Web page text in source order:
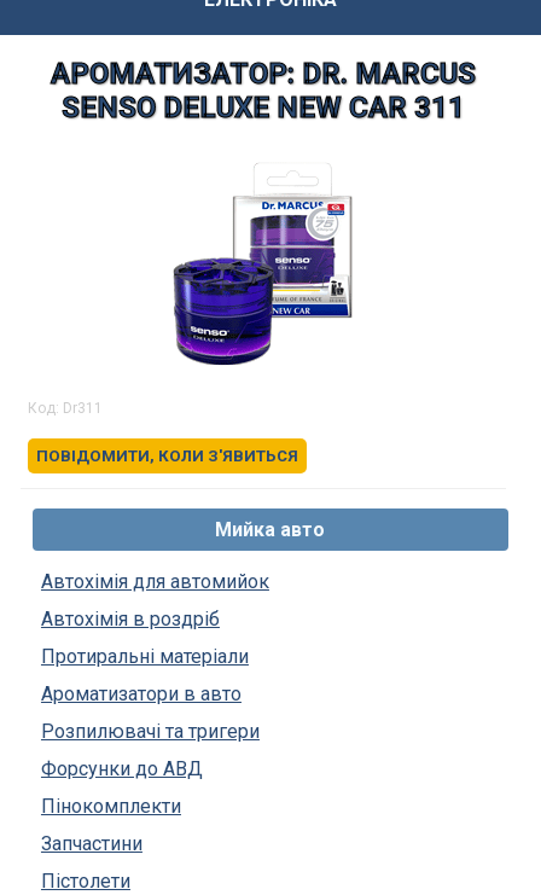
Мийка авто
Автохімія для автомийок
Автохімія в роздріб
Протиральні матеріали
Ароматизатори в авто
Розпилювачі та тригери
Форсунки до АВД
Пінокомплекти
Запчастини
Пістолети
АРОМАТИЗАТОР: DR. MARCUS
SENSO DELUXE NEW CAR 311
Код: Dr311
ПОВІДОМИТИ, КОЛИ З'ЯВИТЬСЯ